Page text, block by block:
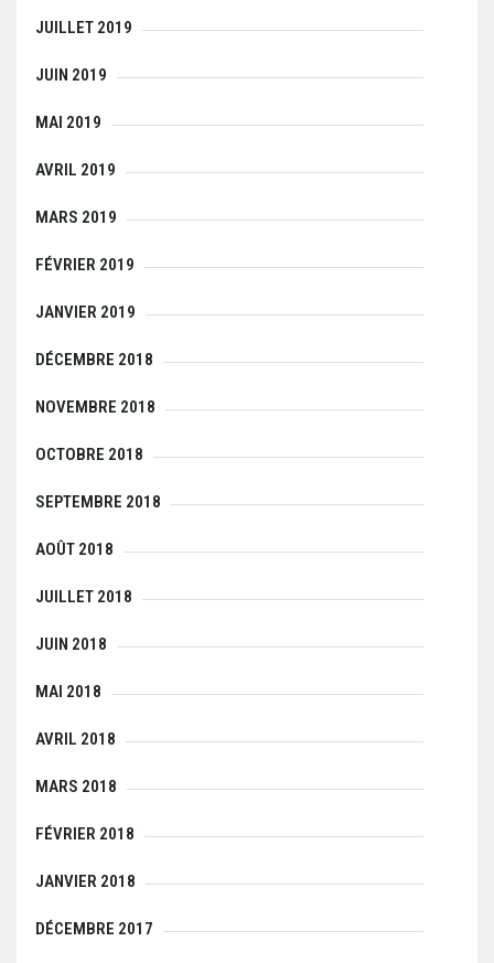
JUILLET 2019
JUIN 2019
MAI 2019
AVRIL 2019
MARS 2019
FÉVRIER 2019
JANVIER 2019
DÉCEMBRE 2018
NOVEMBRE 2018
OCTOBRE 2018
SEPTEMBRE 2018
AOÛT 2018
JUILLET 2018
JUIN 2018
MAI 2018
AVRIL 2018
MARS 2018
FÉVRIER 2018
JANVIER 2018
DÉCEMBRE 2017